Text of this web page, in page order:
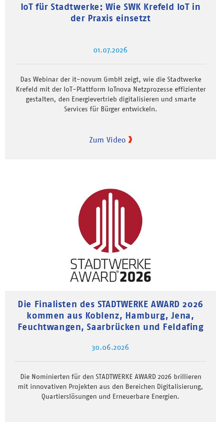
IoT für Stadtwerke: Wie SWK Krefeld IoT in
der Praxis einsetzt
01.07.2026
Das Webinar der it-novum GmbH zeigt, wie die Stadtwerke
Krefeld mit der IoT-Plattform IoTnova Netzprozesse effizienter
gestalten, den Energievertrieb digitalisieren und smarte
Services für Bürger entwickeln.
Zum Video
Die Finalisten des STADTWERKE AWARD 2026
kommen aus Koblenz, Hamburg, Jena,
Feuchtwangen, Saarbrücken und Feldafing
30.06.2026
Die Nominierten für den STADTWERKE AWARD 2026 brillieren
mit innovativen Projekten aus den Bereichen Digitalisierung,
Quartierslösungen und Erneuerbare Energien.